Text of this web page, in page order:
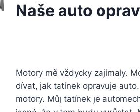
Naše auto
Motory mě vždycky zajímaly.
dívat, jak tatínek opravuje
motory. Můj tatínek je